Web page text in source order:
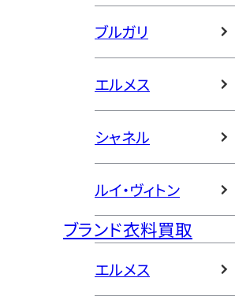
ブルガリ
エルメス
シャネル
ルイ・ヴィトン
ブランド衣料買取
エルメス